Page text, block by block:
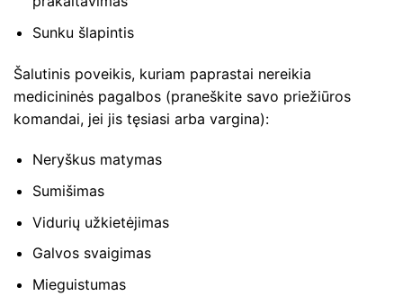
Sunku šlapintis
Šalutinis poveikis, kuriam paprastai nereikia
medicininės pagalbos (praneškite savo priežiūros
komandai, jei jis tęsiasi arba vargina):
Neryškus matymas
Sumišimas
Vidurių užkietėjimas
Galvos svaigimas
Mieguistumas